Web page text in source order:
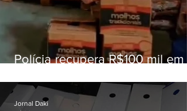
Polícia recupera R$100 mil em
Fluminense
Jornal Daki